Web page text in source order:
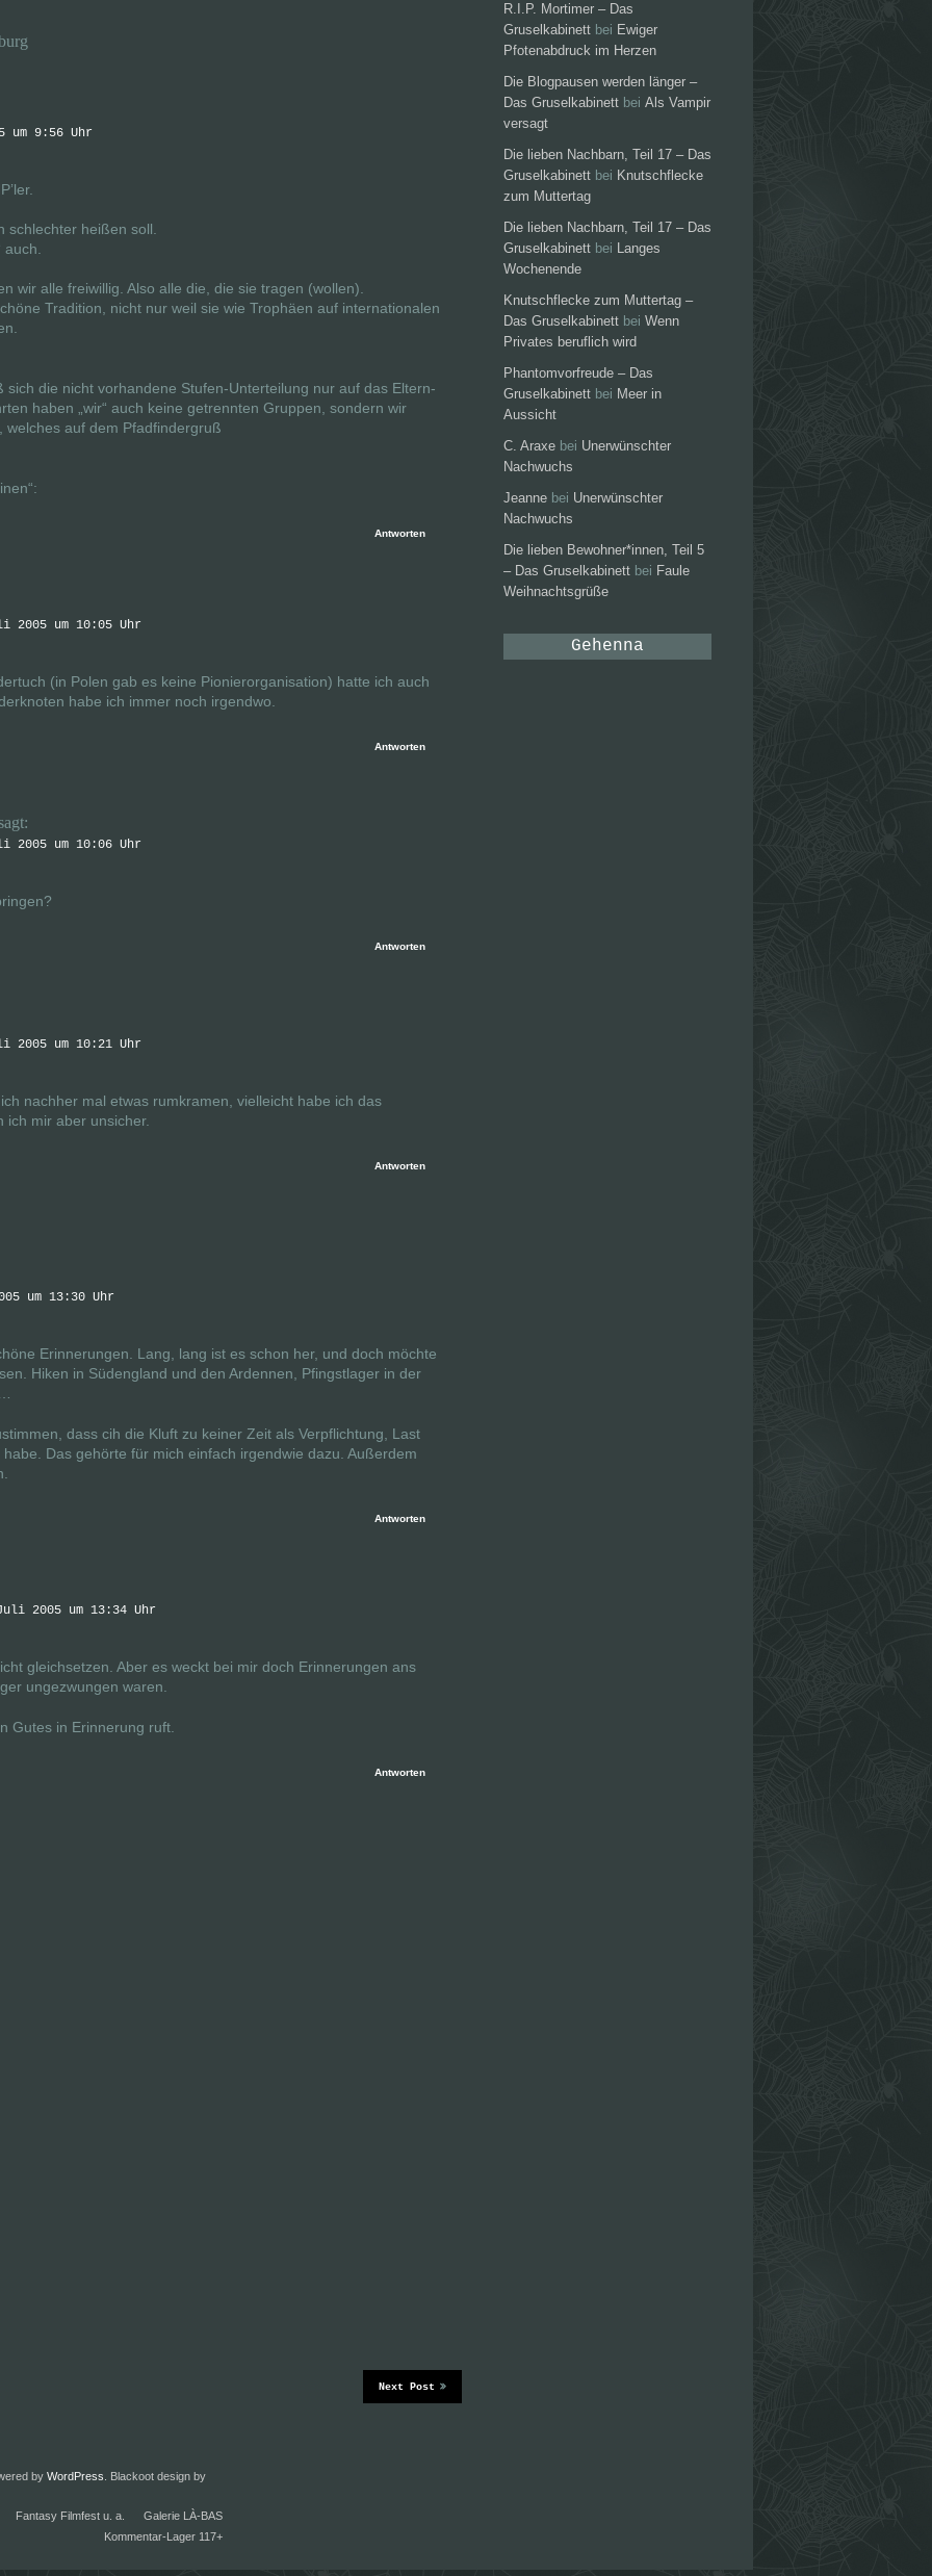
um 9:56 Uhr
schlechter heißen soll.
wir alle freiwillig. Also alle die, die sie tragen (wollen).
Tradition, nicht nur weil sie wie Trophäen auf internationalen
die nicht vorhandene Stufen-Unterteilung nur auf das Eltern-
haben „wir“ auch keine getrennten Gruppen, sondern wir
welches auf dem Pfadfindergruß
Antworten
2005 um 10:05 Uhr
(in Polen gab es keine Pionierorganisation) hatte ich auch
habe ich immer noch irgendwo.
Antworten
2005 um 10:06 Uhr
Antworten
2005 um 10:21 Uhr
nachher mal etwas rumkramen, vielleicht habe ich das
ich mir aber unsicher.
Antworten
um 13:30 Uhr
Erinnerungen. Lang, lang ist es schon her, und doch möchte
Hiken in Südengland und den Ardennen, Pfingstlager in der
dass cih die Kluft zu keiner Zeit als Verpflichtung, Last
Das gehörte für mich einfach irgendwie dazu. Außerdem
Antworten
2005 um 13:34 Uhr
gleichsetzen. Aber es weckt bei mir doch Erinnerungen ans
ungezwungen waren.
Gutes in Erinnerung ruft.
Antworten
Next Post
R.I.P. Mortimer – Das
Gruselkabinett bei Ewiger
Pfotenabdruck im Herzen
Die Blogpausen werden länger –
Das Gruselkabinett bei Als Vampir
versagt
Die lieben Nachbarn, Teil 17 – Das
Gruselkabinett bei Knutschflecke
zum Muttertag
Die lieben Nachbarn, Teil 17 – Das
Gruselkabinett bei Langes
Wochenende
Knutschflecke zum Muttertag –
Das Gruselkabinett bei Wenn
Privates beruflich wird
Phantomvorfreude – Das
Gruselkabinett bei Meer in
Aussicht
C. Araxe bei Unerwünschter
Nachwuchs
Jeanne bei Unerwünschter
Nachwuchs
Die lieben Bewohner*innen, Teil 5
– Das Gruselkabinett bei Faule
Weihnachtsgrüße
Gehenna
by WordPress . Blackoot design by
Fantasy Filmfest u. a.
Galerie LÀ-BAS
Kommentar-Lager 117+